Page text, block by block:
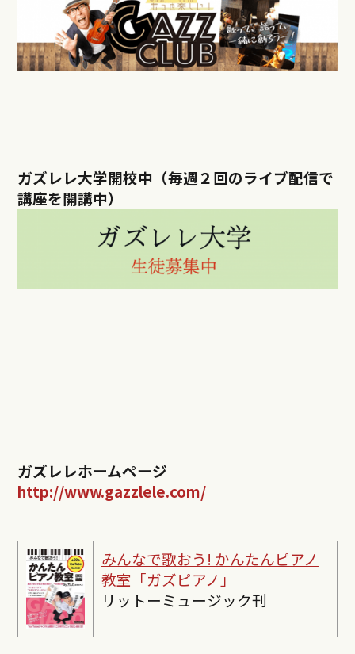
ガズレレ大学開校中（毎週２回のライブ配信で
講座を開講中）
ガズレレホームページ
http://www.gazzlele.com/
みんなで歌おう! かんたんピアノ
教室「ガズピアノ」
リットーミュージック刊